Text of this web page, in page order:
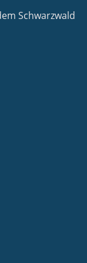
Schwarzwald